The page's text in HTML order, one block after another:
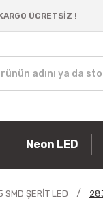
ÜCRETSİZ !
Neon LED
SMD ŞERİT LED